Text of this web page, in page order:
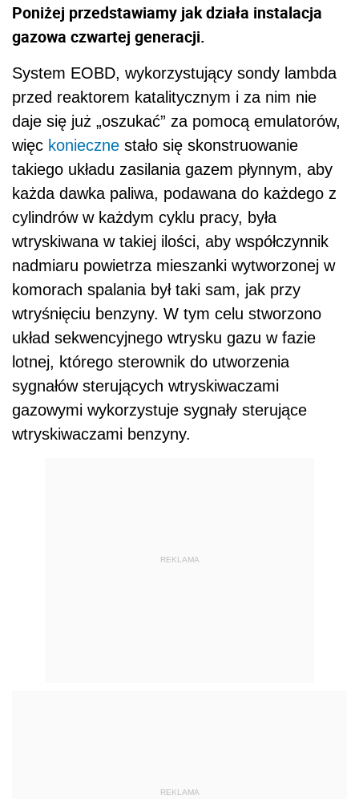
Poniżej przedstawiamy jak działa instalacja
gazowa czwartej generacji.
System EOBD, wykorzystujący sondy lambda
przed reaktorem katalitycznym i za nim nie
daje się już „oszukać” za pomocą emulatorów,
więc konieczne stało się skonstruowanie
takiego układu zasilania gazem płynnym, aby
każda dawka paliwa, podawana do każdego z
cylindrów w każdym cyklu pracy, była
wtryskiwana w takiej ilości, aby współczynnik
nadmiaru powietrza mieszanki wytworzonej w
komorach spalania był taki sam, jak przy
wtryśnięciu benzyny. W tym celu stworzono
układ sekwencyjnego wtrysku gazu w fazie
lotnej, którego sterownik do utworzenia
sygnałów sterujących wtryskiwaczami
gazowymi wykorzystuje sygnały sterujące
wtryskiwaczami benzyny.
REKLAMA
REKLAMA